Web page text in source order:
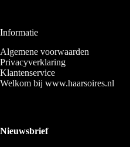
Informatie
Algemene voorwaarden
Privacyverklaring
Klantenservice
Welkom bij www.haarsoires.nl
Nieuwsbrief